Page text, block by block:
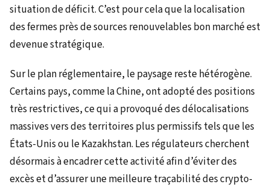
situation de déficit. C’est pour cela que la localisation
des fermes près de sources renouvelables bon marché est
devenue stratégique.
Sur le plan réglementaire, le paysage reste hétérogène.
Certains pays, comme la Chine, ont adopté des positions
très restrictives, ce qui a provoqué des délocalisations
massives vers des territoires plus permissifs tels que les
États-Unis ou le Kazakhstan. Les régulateurs cherchent
désormais à encadrer cette activité afin d’éviter des
excès et d’assurer une meilleure traçabilité des crypto-